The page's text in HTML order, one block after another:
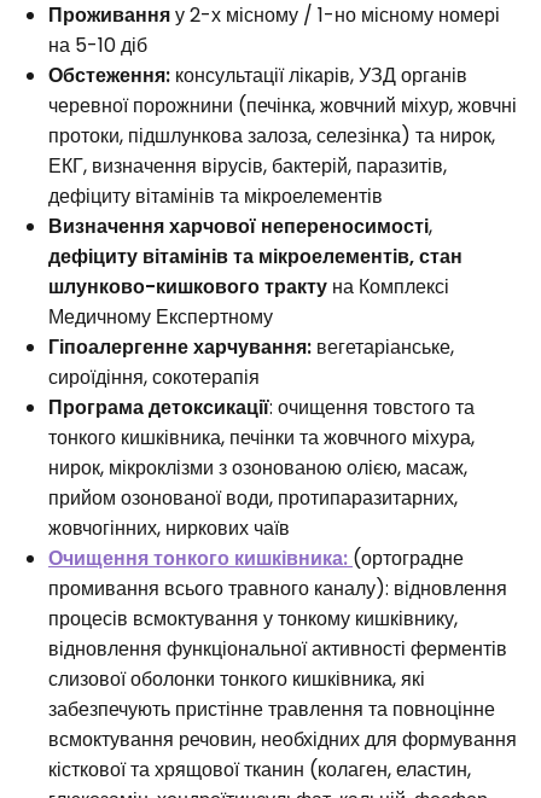
Проживанняу 2-х місному / 1-но місному номері
на 5-10 діб
Обстеження: консультації лікарів, УЗД органів
черевної порожнини (печінка, жовчний міхур, жовчні
протоки, підшлункова залоза, селезінка) та нирок,
ЕКГ, визначення вірусів, бактерій, паразитів,
дефіциту вітамінів та мікроелементів
Визначення харчової непереносимості,
дефіциту вітамінів та мікроелементів, стан
шлунково-кишкового тракту на Комплексі
Медичному Експертному
Гіпоалергенне харчування: вегетаріанське,
сироїдіння, сокотерапія
Програма детоксикації: очищення товстого та
тонкого кишківника, печінки та жовчного міхура,
нирок, мікроклізми з озонованою олією, масаж,
прийом озонованої води, протипаразитарних,
жовчогінних, ниркових чаїв
Очищення тонкого кишківника: (ортоградне
промивання всього травного каналу): відновлення
процесів всмоктування у тонкому кишківнику,
відновлення функціональної активності ферментів
слизової оболонки тонкого кишківника, які
забезпечують пристінне травлення та повноцінне
всмоктування речовин, необхідних для формування
кісткової та хрящової тканин (колаген, еластин,